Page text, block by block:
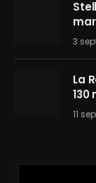
3
La
130
11